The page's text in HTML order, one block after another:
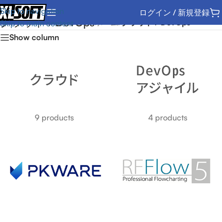
Skip to navigation
Skip to main content
ログイン / 新規登録
クラウド / DevOps
Show column
9 products 4 products